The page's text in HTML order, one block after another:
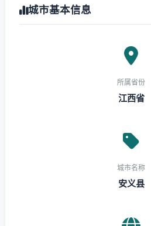
城市基本信息
所属省份
江西省
城市名称
安义县